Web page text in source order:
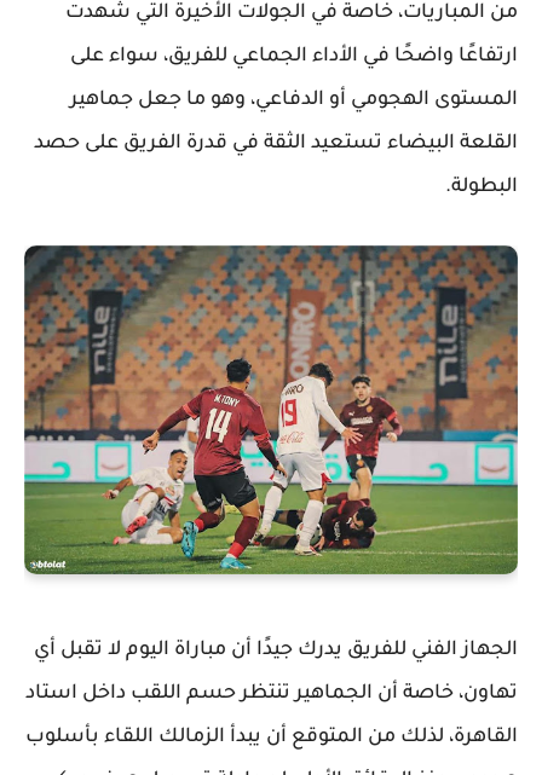
من المباريات، خاصة في الجولات الأخيرة التي شهدت
ارتفاعًا واضحًا في الأداء الجماعي للفريق، سواء على
المستوى الهجومي أو الدفاعي، وهو ما جعل جماهير
القلعة البيضاء تستعيد الثقة في قدرة الفريق على حصد
البطولة.
الجهاز الفني للفريق يدرك جيدًا أن مباراة اليوم لا تقبل أي
تهاون، خاصة أن الجماهير تنتظر حسم اللقب داخل استاد
القاهرة، لذلك من المتوقع أن يبدأ الزمالك اللقاء بأسلوب